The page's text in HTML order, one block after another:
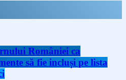
României ca
să fie incluși pe lista